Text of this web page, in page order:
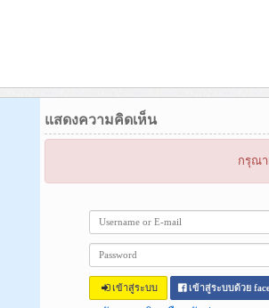
แสดงความคิดเห็น
กรุณา
เข้าสู่ระบบ เข้าสู่ระบบด้วย